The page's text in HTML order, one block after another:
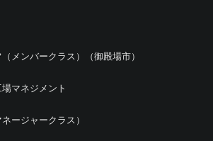
メンバークラス）（御殿場市）
場マネジメント
ージャークラス）